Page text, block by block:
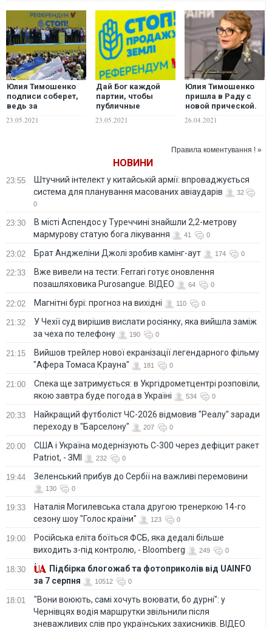
Юлия Тимошенко
подписи соберет,
ведь за
референдума по
23.05.2021
Дай Бог каждой
партии, чтобы
публичные
совпадали с
референдума
распродажи земли
23.05.2021
Юлия Тимошенко
пришла в Раду с
новой прической.
26.04.2021
Правила коментування ! »
НОВИНИ
23:55
Штучний інтелект у китайській армії: впроваджується
система для планування масованих авіаударів
32
0
23:30
В місті Аспендос у Туреччині знайшли 2,2-метрову
мармурову статую бога лікування
41 0
23:02 Брат Анджеліни Джолі зробив камінг-аут 174 0
22:33
Вже вивели на тести: Ferrari готує оновлення
позашляховика Purosangue. ВІДЕО
64 0
22:02 Магнітні бурі: прогноз на вихідні 110 0
21:32
У Чехії суд вирішив вислати росіянку, яка вийшла заміж
за чеха по телефону
190 0
21:15
Вийшов трейлер нової екранізації легендарного фільму
"Афера Томаса Крауна"
181 0
21:00
Спека ще затримується: в Укргідрометцентрі розповіли,
якою завтра буде погода в Україні
534 0
20:33
Найкращий футболіст ЧС-2026 відмовив "Реалу" заради
переходу в "Барселону"
207 0
20:00
США і Україна модернізують С-300 через дефіцит ракет
Patriot, - ЗМІ
232 0
19:44 Зеленський прибув до Сербії на важливі перемовини
130 0
19:33
Наталія Могилевська стала другою тренеркою 14-го
сезону шоу "Голос країни"
123 0
19:00
Російська еліта боїться ФСБ, яка дедалі більше
виходить з-під контролю, - Bloomberg
249 0
18:30
Підбірка блогожаб та фотоприколів від UAINFO
за 7 серпня
10512 0
18:01
"Вони воюють, самі хочуть воювати, бо дурні": у
Чернівцях водія маршрутки звільнили після
зневажливих слів про українських захисників. ВІДЕО